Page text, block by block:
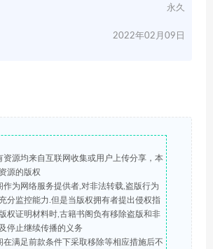
永久
2022年02月09日
资源均来自互联网收集或用户上传分享，本
源的版权
作为网络服务提供者,对非法转载,盗版行为
分监控能力.但是当版权拥有者提出侵权指
权证明材料时,古籍书阁负有移除盗版和非
停止继续传播的义务
在满足前款条件下采取移除等相应措施后不